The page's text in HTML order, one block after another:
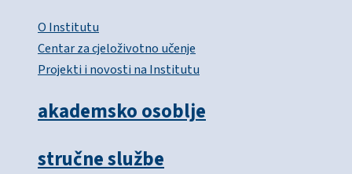
O Institutu
Centar za cjeloživotno učenje
Projekti i novosti na Institutu
akademsko osoblje
stručne službe